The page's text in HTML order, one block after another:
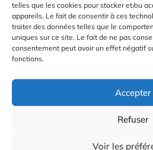
telles que les cookies pour stocker et/ou
appareils. Le fait de consentir à ces
traiter des données telles que le
uniques sur ce site. Le fait de ne pas
consentement peut avoir un effet négatif
fonctions.
Accepter
Refuser
Voir les
Gestion des
© 2026 Radio